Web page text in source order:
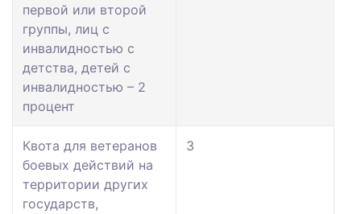
первой или второй
группы, лиц с
инвалидностью с
детства, детей с
инвалидностью – 2
процент
Квота для ветеранов
боевых действий на
территории других
государств,
3